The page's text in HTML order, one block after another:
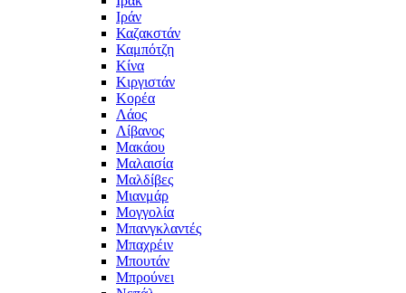
Ιράν
Καζακστάν
Καμπότζη
Κίνα
Κιργιστάν
Κορέα
Λάος
Λίβανος
Μακάου
Μαλαισία
Μαλδίβες
Μιανμάρ
Μογγολία
Μπανγκλαντές
Μπαχρέιν
Μπουτάν
Μπρούνει